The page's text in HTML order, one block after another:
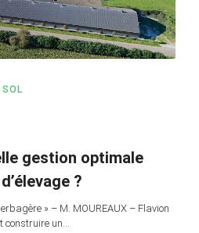
SOL
gestion optimale
?
» – M. MOUREAUX – Flavion
construire un…